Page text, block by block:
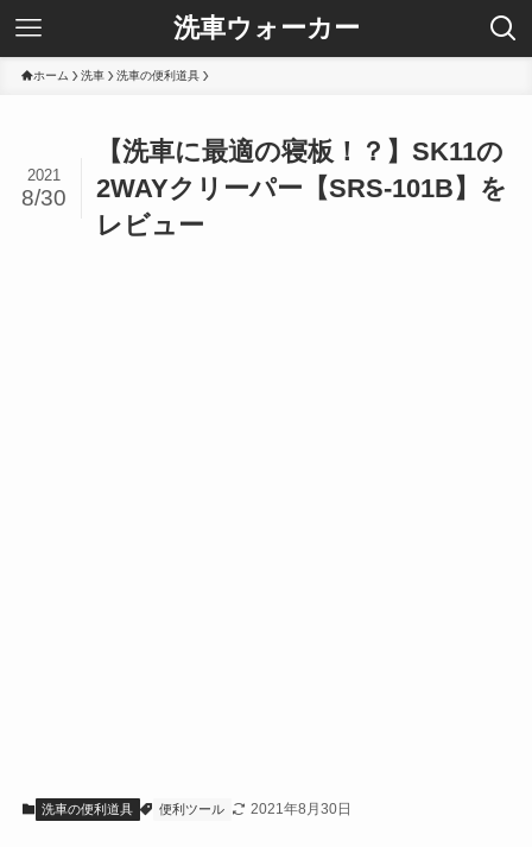
洗車ウォーカー
ホーム 洗車 洗車の便利道具
【洗車に最適の寝板！？】SK11の
2WAYクリーパー【SRS-101B】を
レビュー
2021
8/30
洗車の便利道具 便利ツール 2021年8月30日